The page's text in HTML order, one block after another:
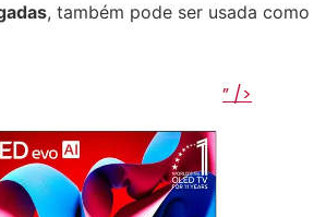
, também pode ser usada como
” />